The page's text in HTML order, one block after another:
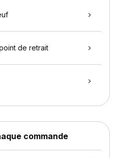
de retrait
commande